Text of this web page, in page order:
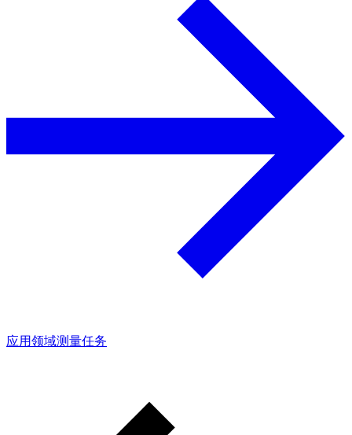
应用领域测量任务